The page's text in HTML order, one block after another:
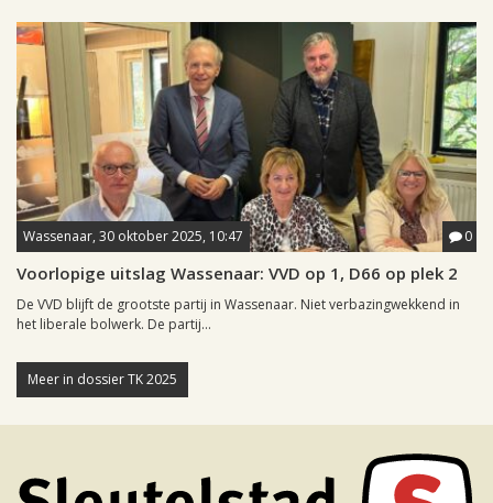
Wassenaar, 30 oktober 2025, 10:47 0
Voorlopige uitslag Wassenaar: VVD op 1, D66 op plek 2
De VVD blijft de grootste partij in Wassenaar. Niet verbazingwekkend in
het liberale bolwerk. De partij...
Meer in dossier TK 2025